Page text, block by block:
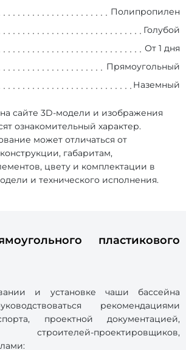
Полипропилен
Голубой
От 1 дня
Прямоугольный
Наземный
сайте 3D-модели и изображения
ознакомительный характер.
может отличаться от
габаритам,
цвету и комплектации в
и технического исполнения.
пластикового
и установке чаши бассейна
рекомендациями
проектной документацией,
строителей-проектировщиков,